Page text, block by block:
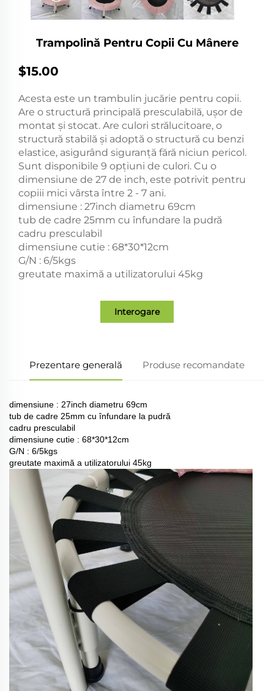
Trampolină Pentru Copii Cu Mânere
$15.00
Acesta este un trambulin jucărie pentru copii.
Are o structură principală presculabilă, ușor de
montat și stocat. Are culori strălucitoare, o
structură stabilă și adoptă o structură cu benzi
elastice, asigurând siguranță fără niciun pericol.
Sunt disponibile 9 opțiuni de culori. Cu o
dimensiune de 27 de inch, este potrivit pentru
copiii mici vârsta între 2 - 7 ani.
dimensiune : 27inch diametru 69cm
tub de cadre 25mm cu înfundare la pudră
cadru presculabil
dimensiune cutie : 68*30*12cm
G/N : 6/5kgs
greutate maximă a utilizatorului 45kg
Interogare
Prezentare generală Produse recomandate
dimensiune : 27inch diametru 69cm
tub de cadre 25mm cu înfundare la pudră
cadru presculabil
dimensiune cutie : 68*30*12cm
G/N : 6/5kgs
greutate maximă a utilizatorului 45kg